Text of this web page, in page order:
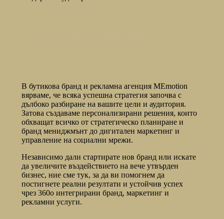
В бутикова бранд и рекламна агенция MEmotion
вярваме, че всяка успешна стратегия започва с
дълбоко разбиране на вашите цели и аудитория.
Затова създаваме персонализирани решения, които
обхващат всичко от стратегическо планиране и
бранд мениджмънт до дигитален маркетинг и
управление на социални мрежи.
Независимо дали стартирате нов бранд или искате
да увеличите въздействието на вече утвърден
бизнес, ние сме тук, за да ви помогнем да
постигнете реални резултати и устойчив успех
чрез 360о интегрирани бранд, маркетинг и
рекламни услуги.